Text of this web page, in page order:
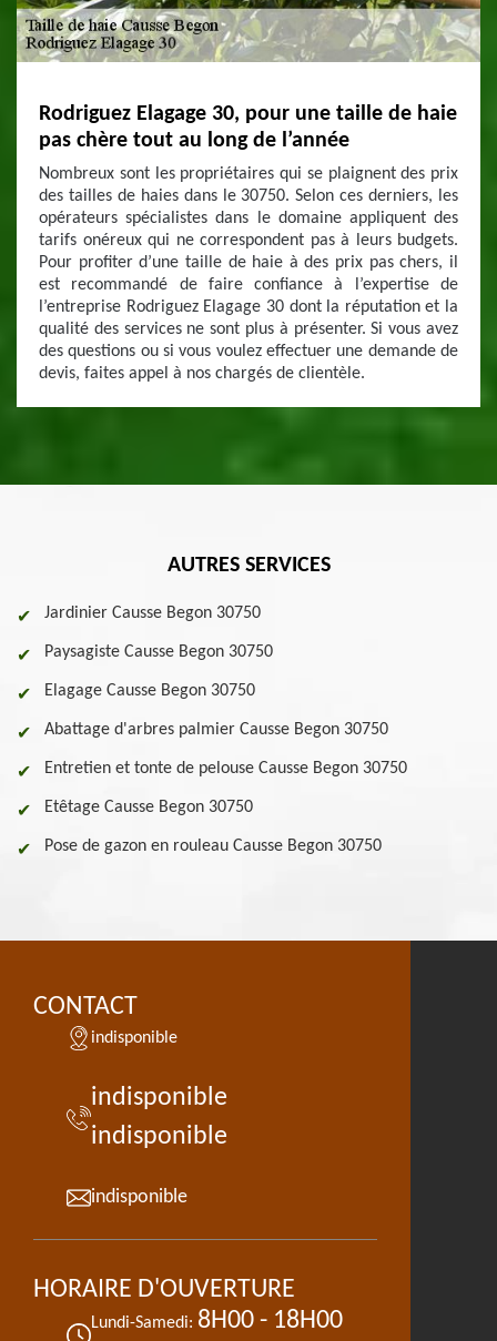
Rodriguez Elagage 30, pour une taille de haie
pas chère tout au long de l’année
Nombreux sont les propriétaires qui se plaignent des prix
des tailles de haies dans le 30750. Selon ces derniers, les
opérateurs spécialistes dans le domaine appliquent des
tarifs onéreux qui ne correspondent pas à leurs budgets.
Pour profiter d’une taille de haie à des prix pas chers, il
est recommandé de faire confiance à l’expertise de
l’entreprise Rodriguez Elagage 30 dont la réputation et la
qualité des services ne sont plus à présenter. Si vous avez
des questions ou si vous voulez effectuer une demande de
devis, faites appel à nos chargés de clientèle.
AUTRES SERVICES
Jardinier Causse Begon 30750
Paysagiste Causse Begon 30750
Elagage Causse Begon 30750
Abattage d'arbres palmier Causse Begon 30750
Entretien et tonte de pelouse Causse Begon 30750
Etêtage Causse Begon 30750
Pose de gazon en rouleau Causse Begon 30750
CONTACT
indisponible
indisponible
indisponible
indisponible
HORAIRE D'OUVERTURE
Lundi-Samedi: 8H00 - 18H00